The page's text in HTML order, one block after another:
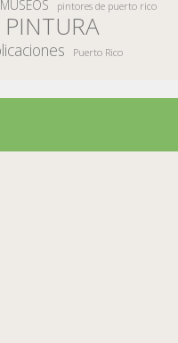
MUSEOS pintores de puerto rico
PINTURA
Puerto Rico